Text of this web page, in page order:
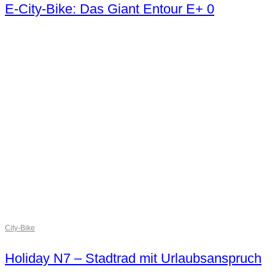
E-City-Bike: Das Giant Entour E+ 0
City-Bike
Holiday N7 – Stadtrad mit Urlaubsanspruch